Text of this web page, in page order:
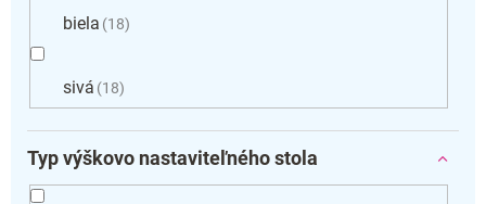
biela 18
sivá 18
Typ výškovo nastaviteľného stola